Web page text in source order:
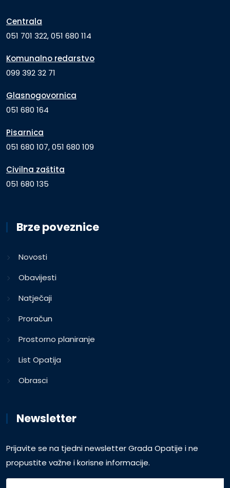
Centrala
051 701 322, 051 680 114
Komunalno redarstvo
099 392 32 71
Glasnogovornica
051 680 164
Pisarnica
051 680 107, 051 680 109
Civilna zaštita
051 680 135
Brze poveznice
Novosti
Obavijesti
Natječaji
Proračun
Prostorno planiranje
List Opatija
Obrasci
Newsletter
Prijavite se na tjedni newsletter Grada Opatije i ne
propustite važne i korisne informacije.